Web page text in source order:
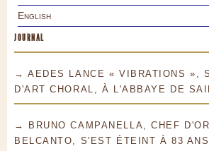
English
JOURNAL
→ AEDES LANCE « VIBRATIONS »,
D'ART CHORAL, À L'ABBAYE DE
→ BRUNO CAMPANELLA, CHEF
BELCANTO, S'EST ÉTEINT À 83 ANS